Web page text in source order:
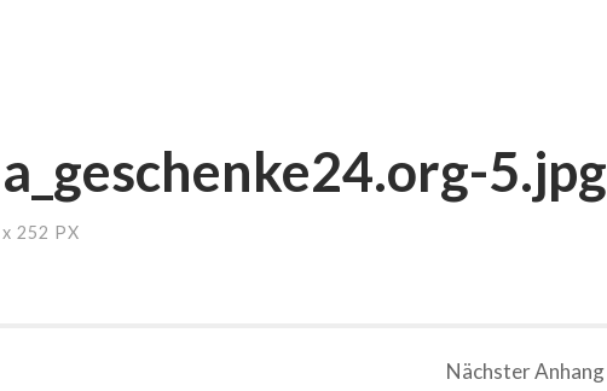
5.jpg
x 252 PX
NächsterAnhang